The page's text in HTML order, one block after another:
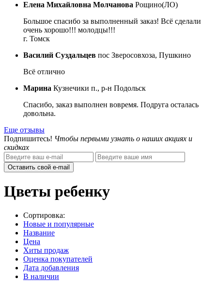
Елена Михайловна Молчанова Рощино(ЛО)
Большое спасибо за выполненный заказ! Всё сделали
очень хорошо!!! молодцы!!!
г. Томск
Василий Суздальцев пос Зверосовхоза, Пушкино
Всё отлично
Марина Кузнечики п., р-н Подольск
Спасибо, заказ выполнен вовремя. Подруга осталась
довольна.
Еще отзывы
Подпишитесь! Чтобы первыми узнать о наших акциях и
скидках
Оставить свой e-mail
Цветы ребенку
Сортировка:
Новые и популярные
Название
Цена
Хиты продаж
Оценка покупателей
Дата добавления
В наличии